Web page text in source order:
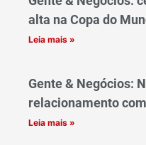
alta na Copa do
Leia mais »
Gente & Negócios:
relacionamento
Leia mais »